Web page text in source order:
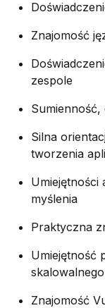
Znajomość
zespole
Silna
tworzenia
Umiejętności
myślenia
Praktyczna
Umiejętność
Znajomość